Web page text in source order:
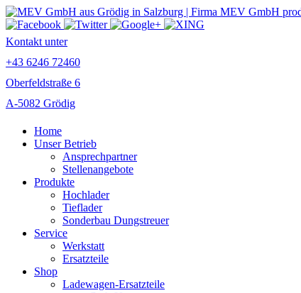
Kontakt unter
+43 6246 72460
Oberfeldstraße 6
A-5082 Grödig
Home
Unser Betrieb
Ansprechpartner
Stellenangebote
Produkte
Hochlader
Tieflader
Sonderbau Dungstreuer
Service
Werkstatt
Ersatzteile
Shop
Ladewagen-Ersatzteile